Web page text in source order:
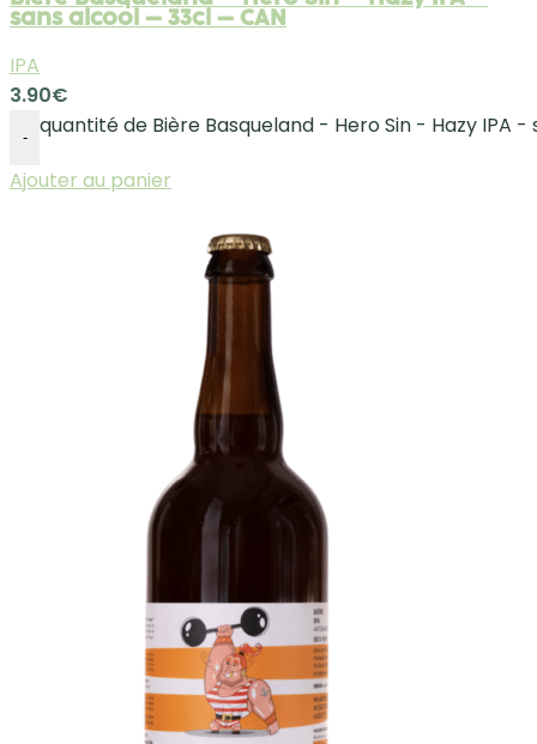
sans alcool – 33cl – CAN
IPA
3.90€
-
quantité de Bière Basqueland - Hero Sin - Hazy IPA
Ajouter au panier